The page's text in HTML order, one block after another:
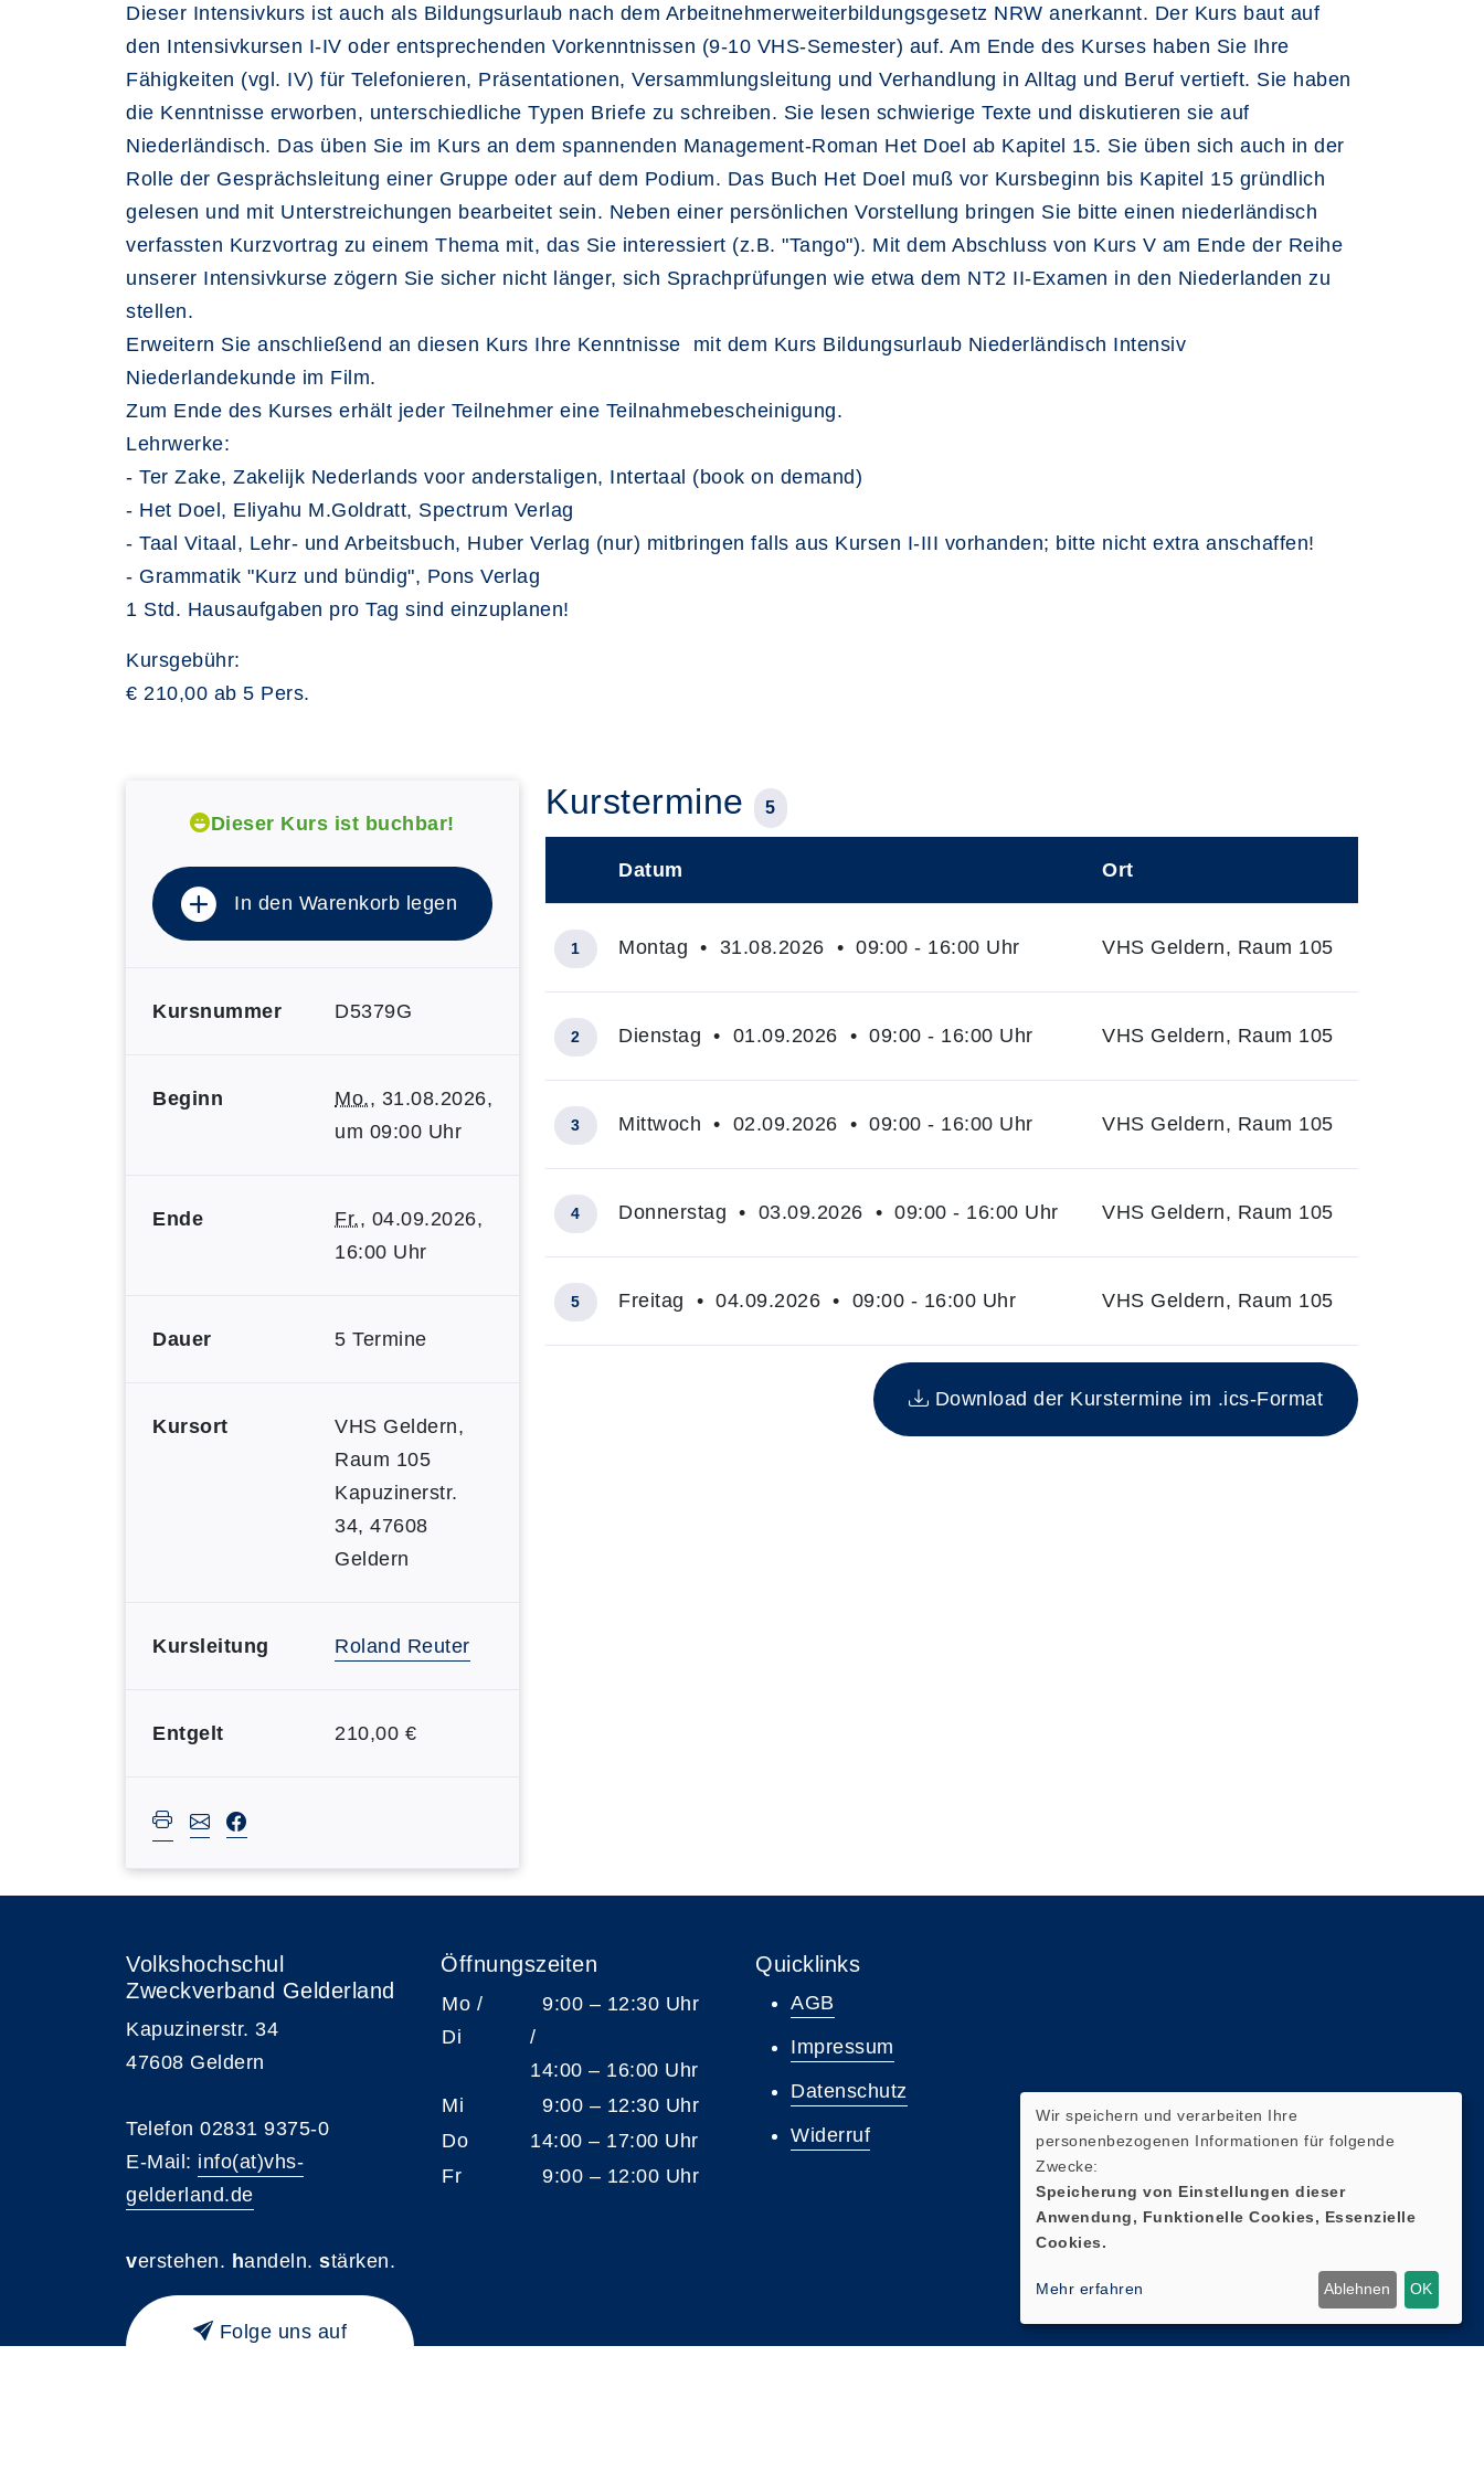
Dieser Intensivkurs ist auch als Bildungsurlaub nach dem Arbeitnehmerweiterbildungsgesetz NRW anerkannt. Der Kurs baut auf
den Intensivkursen I-IV oder entsprechenden Vorkenntnissen (9-10 VHS-Semester) auf. Am Ende des Kurses haben Sie Ihre
Fähigkeiten (vgl. IV) für Telefonieren, Präsentationen, Versammlungsleitung und Verhandlung in Alltag und Beruf vertieft. Sie haben
die Kenntnisse erworben, unterschiedliche Typen Briefe zu schreiben. Sie lesen schwierige Texte und diskutieren sie auf
Niederländisch. Das üben Sie im Kurs an dem spannenden Management-Roman Het Doel ab Kapitel 15. Sie üben sich auch in der
Rolle der Gesprächsleitung einer Gruppe oder auf dem Podium. Das Buch Het Doel muß vor Kursbeginn bis Kapitel 15 gründlich
gelesen und mit Unterstreichungen bearbeitet sein. Neben einer persönlichen Vorstellung bringen Sie bitte einen niederländisch
verfassten Kurzvortrag zu einem Thema mit, das Sie interessiert (z.B. "Tango"). Mit dem Abschluss von Kurs V am Ende der Reihe
unserer Intensivkurse zögern Sie sicher nicht länger, sich Sprachprüfungen wie etwa dem NT2 II-Examen in den Niederlanden zu
stellen.
Erweitern Sie anschließend an diesen Kurs Ihre Kenntnisse mit dem Kurs Bildungsurlaub Niederländisch Intensiv
Niederlandekunde im Film.
Zum Ende des Kurses erhält jeder Teilnehmer eine Teilnahmebescheinigung.
Lehrwerke:
- Ter Zake, Zakelijk Nederlands voor anderstaligen, Intertaal (book on demand)
- Het Doel, Eliyahu M.Goldratt, Spectrum Verlag
- Taal Vitaal, Lehr- und Arbeitsbuch, Huber Verlag (nur) mitbringen falls aus Kursen I-III vorhanden; bitte nicht extra anschaffen!
- Grammatik "Kurz und bündig", Pons Verlag
1 Std. Hausaufgaben pro Tag sind einzuplanen!
Kursgebühr:
€ 210,00 ab 5 Pers.
Dieser Kurs ist buchbar!
In den Warenkorb legen
Kursnummer D5379G
Beginn Mo., 31.08.2026,
um 09:00 Uhr
Ende Fr., 04.09.2026,
16:00 Uhr
Dauer 5 Termine
Kursort
VHS Geldern,
Raum 105
Kapuzinerstr.
34, 47608
Geldern
Kursleitung Roland Reuter
Entgelt 210,00 €
Kurstermine 5
Insgesamt gibt es 5 Termine zum diesen Kurs
Datum Ort
1 Montag • 31.08.2026 • 09:00 - 16:00 Uhr VHS Geldern, Raum 105
2 Dienstag • 01.09.2026 • 09:00 - 16:00 Uhr VHS Geldern, Raum 105
3 Mittwoch • 02.09.2026 • 09:00 - 16:00 Uhr VHS Geldern, Raum 105
4 Donnerstag • 03.09.2026 • 09:00 - 16:00 Uhr VHS Geldern, Raum 105
5 Freitag • 04.09.2026 • 09:00 - 16:00 Uhr VHS Geldern, Raum 105
Download der Kurstermine im .ics-Format
Volkshochschul
Zweckverband Gelderland
Kapuzinerstr. 34
47608 Geldern
Telefon 02831 9375-0
E-Mail: info(at)vhs-
gelderland.de
verstehen. handeln. stärken.
Folge uns auf
Öffnungszeiten
Mo /
Di
9:00 – 12:30 Uhr
/
14:00 – 16:00 Uhr
Mi
9:00 – 12:30 Uhr
Do
14:00 – 17:00 Uhr
Fr
9:00 – 12:00 Uhr
Quicklinks
AGB
Impressum
Datenschutz
Widerruf
Wir speichern und verarbeiten Ihre
personenbezogenen Informationen für folgende
Zwecke:
Speicherung von Einstellungen dieser
Anwendung, Funktionelle Cookies, Essenzielle
Cookies.
Mehr erfahren Ablehnen OK